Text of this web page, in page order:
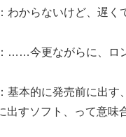
：わからないけど、遅
：……今更ながらに、ロ
：基本的に発売前に出
出すソフト、って意味